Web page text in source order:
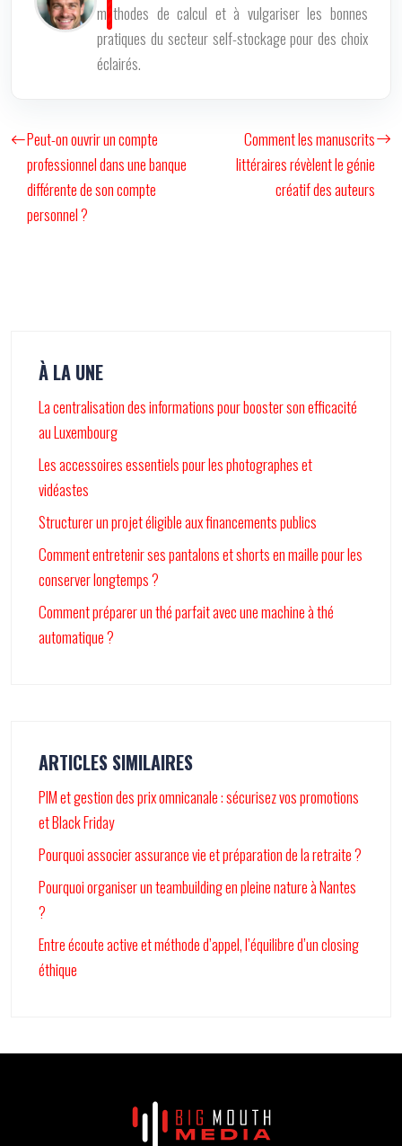
méthodes de calcul et à vulgariser les bonnes
pratiques du secteur self-stockage pour des choix
éclairés.
Peut-on ouvrir un compte
professionnel dans une banque
différente de son compte
personnel ?
Comment les manuscrits
littéraires révèlent le génie
créatif des auteurs
À LA UNE
La centralisation des informations pour booster son efficacité
au Luxembourg
Les accessoires essentiels pour les photographes et
vidéastes
Structurer un projet éligible aux financements publics
Comment entretenir ses pantalons et shorts en maille pour les
conserver longtemps ?
Comment préparer un thé parfait avec une machine à thé
automatique ?
ARTICLES SIMILAIRES
PIM et gestion des prix omnicanale : sécurisez vos promotions
et Black Friday
Pourquoi associer assurance vie et préparation de la retraite ?
Pourquoi organiser un teambuilding en pleine nature à Nantes
?
Entre écoute active et méthode d’appel, l’équilibre d’un closing
éthique